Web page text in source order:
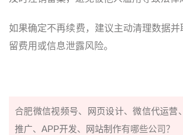
如果确定不再续费，建议主动清理数据
留费用或信息泄露风险。
合肥微信视频号、 网页设计、微信代运营、
推广、 APP开发、 网站制作有哪些公司？